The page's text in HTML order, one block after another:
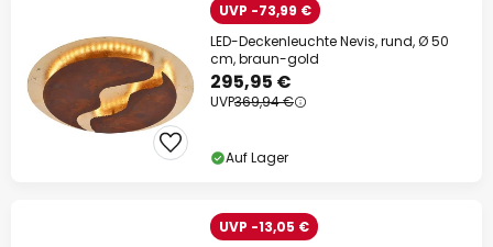
UVP -73,99 €
LED-Deckenleuchte Nevis, rund, Ø 50
cm, braun-gold
295,95 €
UVP369,94 €
Auf Lager
UVP -13,05 €